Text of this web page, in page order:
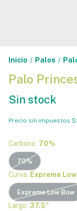
Inicio / Palos /
Palo
Sin stock
Precio sin impuestos
Carbono: 70%
70%
Curva: Expreme
Expreme Low Bow
Largo: 37.5"